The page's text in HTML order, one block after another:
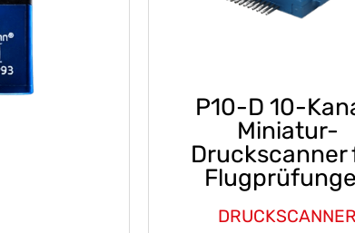
P10-D 10-
Miniatur-
Druckscanner
DRUCKSCANNER